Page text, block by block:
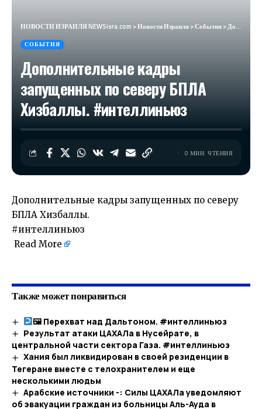
НОВОСТИ ИЗРАИЛЯ NEWSisra.com >Новости Израиля>События>Дополнительные кадры запущенных по северу БПЛА Хизбаллы. #интеллиньюз
СОБЫТИЯ
Дополнительные кадры
запущенных по северу БПЛА
Хизбаллы. #интеллиньюз
0 МИН. ЧТЕНИЯ
Дополнительные кадры запущенных по северу
БПЛА Хизбаллы.
#интеллиньюз
Read More
Также может понравиться
🖼 Перехват над Дальтоном. #интеллиньюз​
Результат атаки ЦАХАЛа в Нусейрате, в
центральной части сектора Газа. #интеллиньюз
Хания был ликвидирован в своей резиденции в
Тегеране вместе с телохранителем и еще
несколькими людьм
Арабские источники -: Силы ЦАХАЛа уведомляют
об эвакуации граждан из больницы Аль-Ауда в